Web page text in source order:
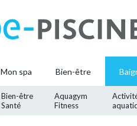
Mon spa Bien-être
Bien-être
Santé
Aquagym
Fitness